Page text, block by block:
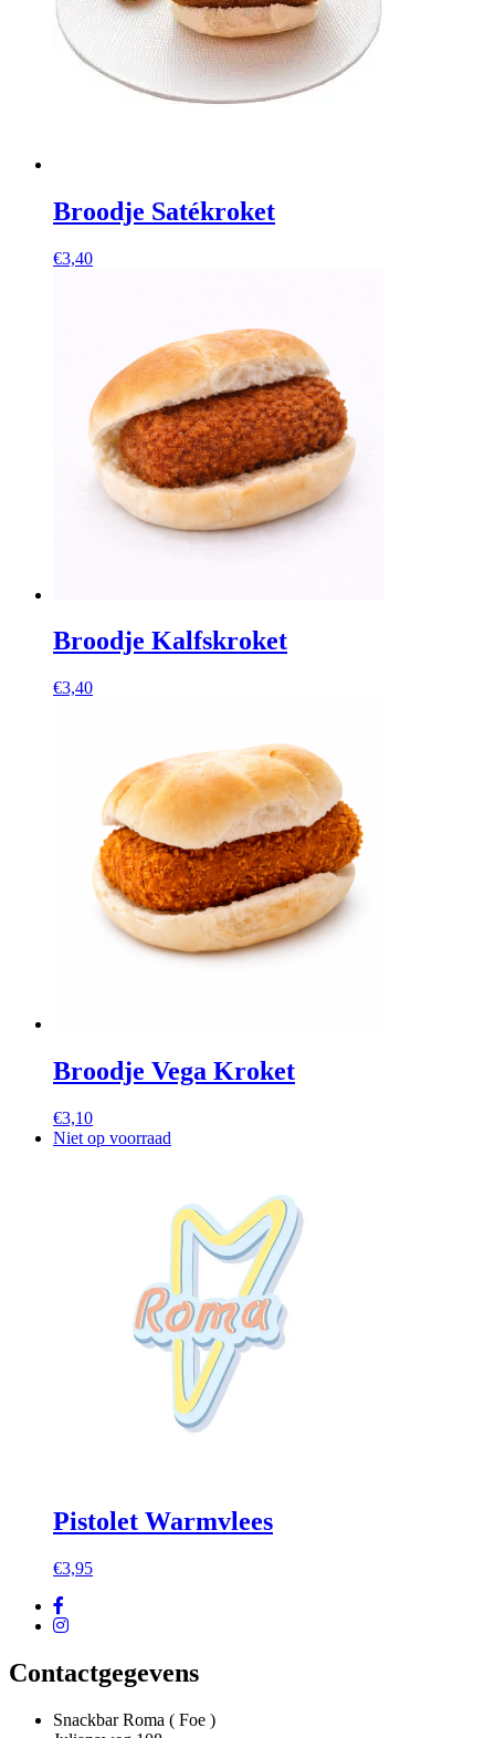
Broodje Satékroket
€3,40
Broodje Kalfskroket
€3,40
Broodje Vega Kroket
€3,10
Niet op voorraad
Pistolet Warmvlees
€3,95
Contactgegevens
Snackbar Roma ( Foe )